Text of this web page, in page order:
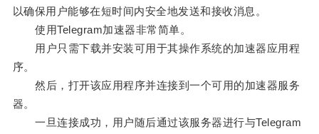
以确保用户能够在短时间内安全地发送和接收消息。
使用Telegram加速器非常简单。
用户只需下载并安装可用于其操作系统的加速器应用程
序。
然后，打开该应用程序并连接到一个可用的加速器服务
器。
一旦连接成功，用户随后通过该服务器进行与Telegram